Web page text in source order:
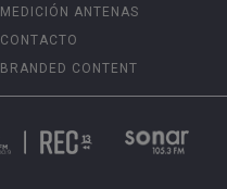
MEDICIÓN ANTENAS
CONTACTO
BRANDED CONTENT